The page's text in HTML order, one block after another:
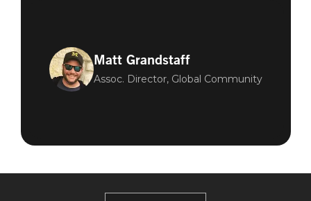
Matt Grandstaff
Assoc. Director, Global Community